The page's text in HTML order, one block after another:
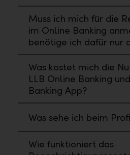
Muss ich mich für die
im Online Banking
benötige ich dafür nur
Was kostet mich die
LLB Online Banking
Banking App?
Was sehe ich beim
Wie funktioniert das